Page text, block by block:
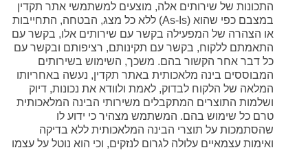
התכונות של שירותים אלה, מוצעים למשתמשי אתר תקדין
במצבם כפי שהוא (As-Is) ללא כל מצג, הבטחה, התחייבות
או הצהרה של המפעילה בקשר עם שירותים אלו, בקשר עם
התאמתם ללקוח, בקשר עם תקינותם, רציפותם ובקשר עם
כל דבר אחר הקשור בהם. משכך, השימוש בשירותים
המבוססים בינה מלאכותית באתר תקדין, נעשה באחריותו
המלאה של הלקוח לבדוק, לאמת ולוודא את נכונות, דיוק
ושלמות התוצרים המתקבלים משירותי הבינה המלאכותית
טרם כל שימוש בהם. המשתמש מצהיר כי ידוע לו
שהסתמכות על תוצרי הבינה המלאכותית ללא בדיקה
ואימות עצמאיים עלולה לגרום לנזקים, וכי הוא נוטל על עצמו